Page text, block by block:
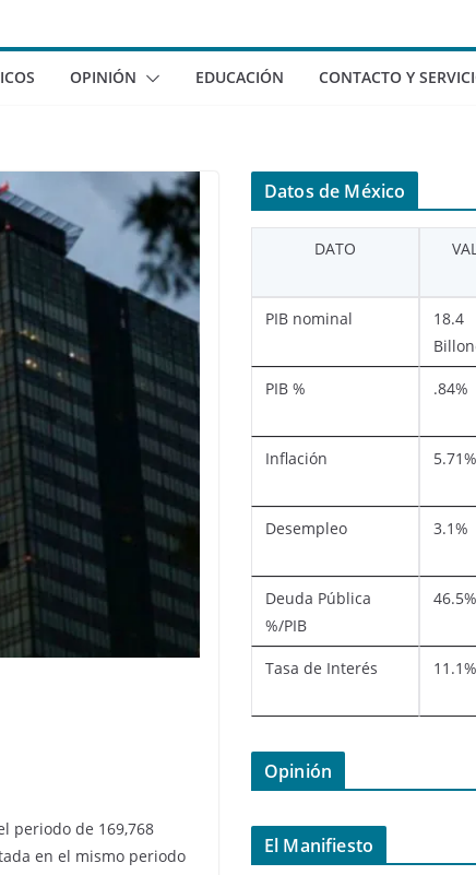
OPINIÓN EDUCACIÓN CONTACTO Y
periodo de 169,768
en el mismo periodo
Datos de México
DATO
PIB nominal
18.4
PIB % .84%
Inflación 5.71%
Desempleo 3.1%
Deuda Pública
%/PIB
46.5%
Tasa de Interés 11.1%
Opinión
El Manifiesto